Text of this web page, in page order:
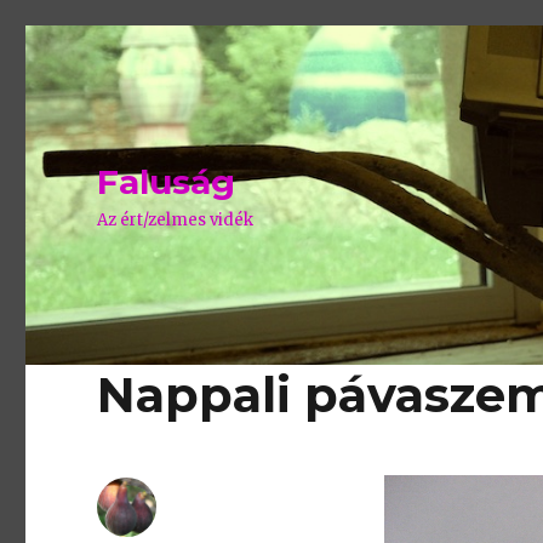
Faluság
Az ért/zelmes vidék
Nappali